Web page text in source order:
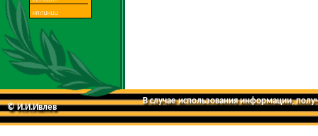
© И.И.Ивлев
В случае использования информации,